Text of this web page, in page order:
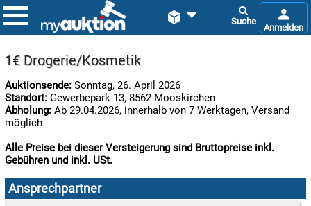
 
11.08:
1€ Drogerie/Kosmetik
Auktionsende: Sonntag, 26. April 2026
Standort: Gewerbepark 13, 8562 Mooskirchen
Abholung: Ab 29.04.2026, innerhalb von 7 Werktagen, Versand
möglich
Alle Preise bei dieser Versteigerung sind Bruttopreise inkl.
Gebühren und inkl. USt.
Ansprechpartner